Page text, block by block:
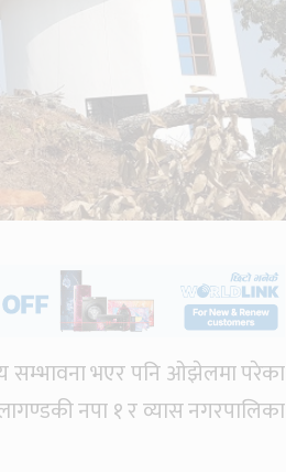
सम्भावना भएर पनि ओझेलमा परेका
नपा १ र व्यास नगरपालिका